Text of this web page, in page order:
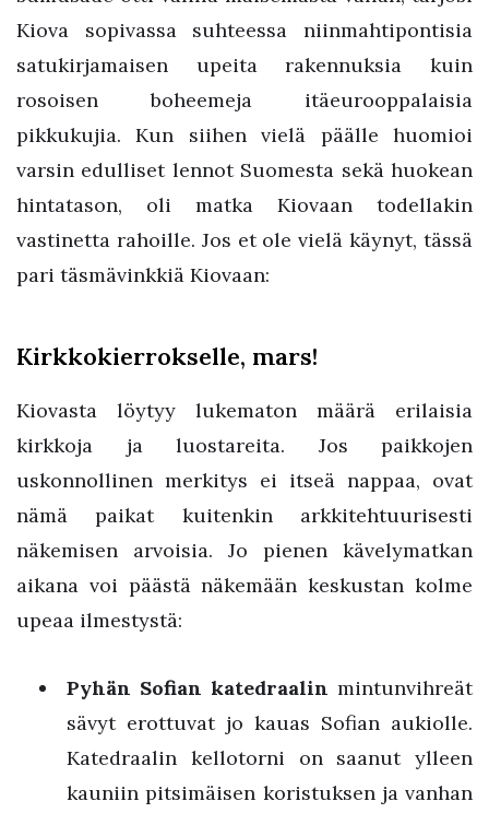
Kiova sopivassa suhteessa niinmahtipontisia
satukirjamaisen upeita rakennuksia kuin
rosoisen boheemeja itäeurooppalaisia
pikkukujia. Kun siihen vielä päälle huomioi
varsin edulliset lennot Suomesta sekä huokean
hintatason, oli matka Kiovaan todellakin
vastinetta rahoille. Jos et ole vielä käynyt, tässä
pari täsmävinkkiä Kiovaan:
Kirkkokierrokselle, mars!
Kiovasta löytyy lukematon määrä erilaisia
kirkkoja ja luostareita. Jos paikkojen
uskonnollinen merkitys ei itseä nappaa, ovat
nämä paikat kuitenkin arkkitehtuurisesti
näkemisen arvoisia. Jo pienen kävelymatkan
aikana voi päästä näkemään keskustan kolme
upeaa ilmestystä:
Pyhän Sofian katedraalin mintunvihreät
sävyt erottuvat jo kauas Sofian aukiolle.
Katedraalin kellotorni on saanut ylleen
kauniin pitsimäisen koristuksen ja vanhan